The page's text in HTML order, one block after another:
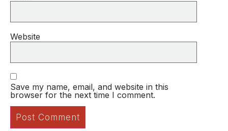
Website
Save my name, email, and website in this
browser for the next time I comment.